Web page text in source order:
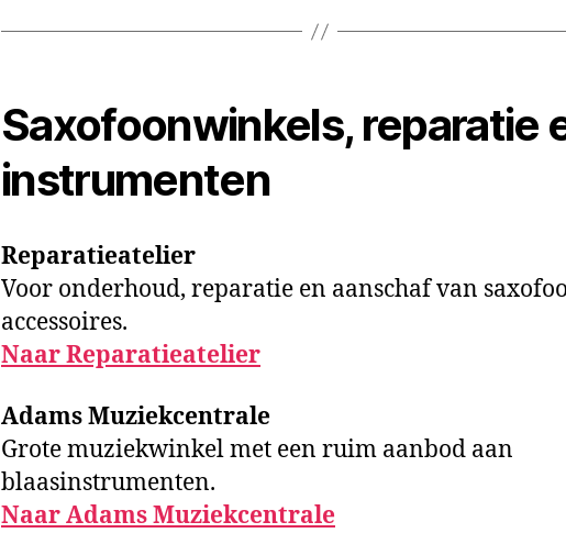
Saxofoonwinkels, reparatie
instrumenten
Reparatieatelier
Voor onderhoud, reparatie en aanschaf van
accessoires.
Naar Reparatieatelier
Adams Muziekcentrale
Grote muziekwinkel met een ruim aanbod aan
blaasinstrumenten.
Naar Adams Muziekcentrale